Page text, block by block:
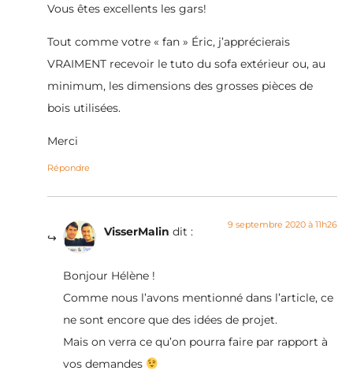
Vous êtes excellents les gars!
Tout comme votre « fan » Éric, j’apprécierais
VRAIMENT recevoir le tuto du sofa extérieur ou, au
minimum, les dimensions des grosses pièces de
bois utilisées.
Merci
Répondre
VisserMalin dit : 9 septembre 2020 à 11h26
Bonjour Hélène !
Comme nous l’avons mentionné dans l’article, ce
ne sont encore que des idées de projet.
Mais on verra ce qu’on pourra faire par rapport à
vos demandes